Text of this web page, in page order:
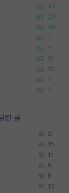
43
29
40
3
5
12
13
5
5
린 글
은 끝일까요? 21
15
12
9
8
10